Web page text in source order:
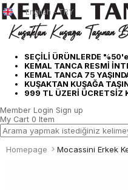
SEÇİLİ ÜRÜNLERDE
KEMAL TANCA RESMİ
KEMAL TANCA 75
KUŞAKTAN KUŞAĞA
999 TL ÜZERİ ÜCRETSİZ
English - TRY
Member Login Sign up
My Cart 0 Item
Homepage Mocassini Erkek